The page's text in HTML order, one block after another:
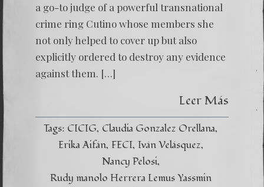
a go-to judge of a powerful transnational
crime ring Cutino whose members she
not only helped to cover up but also
explicitly ordered to destroy any evidence
against them. […]
Leer Más
Tags: CICIG Claudia Gonzalez Orellana
Erika Aifán FECI Iván Velásquez
Nancy Pelosi
Rudy manolo Herrera Lemus Yassmin